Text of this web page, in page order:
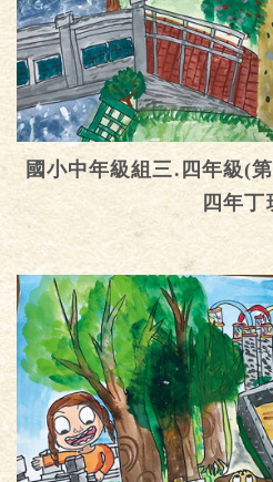
國小中年級組三.四年級(
四年丁